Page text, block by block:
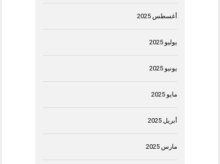
أغسطس 2025
يوليو 2025
يونيو 2025
مايو 2025
أبريل 2025
مارس 2025